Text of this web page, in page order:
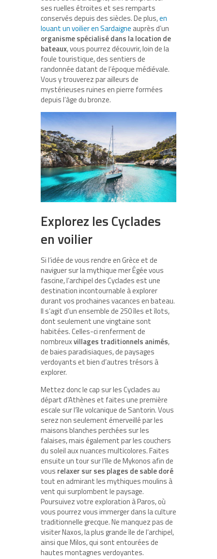
ses ruelles étroites et ses remparts
conservés depuis des siècles. De plus,en
louant un voilier en Sardaigne auprès d’un
organisme spécialisé dans la location de
bateaux, vous pourrez découvrir, loin de la
foule touristique, des sentiers de
randonnée datant de l’époque médiévale.
Vous y trouverez par ailleurs de
mystérieuses ruines en pierre formées
depuis l’âge du bronze.
Explorez les Cyclades
en voilier
Si l’idée de vous rendre en Grèce et de
naviguer sur la mythique mer Égée vous
fascine, l’archipel des Cyclades est une
destination incontournable à explorer
durant vos prochaines vacances en bateau.
Il s’agit d’un ensemble de 250 îles et îlots,
dont seulement une vingtaine sont
habitées. Celles-ci renferment de
nombreuxvillages traditionnels animés,
de baies paradisiaques, de paysages
verdoyants et bien d’autres trésors à
explorer.
Mettez donc le cap sur les Cyclades au
départ d’Athènes et faites une première
escale sur l’île volcanique de Santorin. Vous
serez non seulement émerveillé par les
maisons blanches perchées sur les
falaises, mais également par les couchers
du soleil aux nuances multicolores. Faites
ensuite un tour sur l’île de Mykonos afin de
vous relaxer sur ses plages de sable doré
tout en admirant les mythiques moulins à
vent qui surplombent le paysage.
Poursuivez votre exploration à Paros, où
vous pourrez vous immerger dans la culture
traditionnelle grecque. Ne manquez pas de
visiter Naxos, la plus grande île de l’archipel,
ainsi que Milos, qui sont entourées de
hautes montagnes verdoyantes.